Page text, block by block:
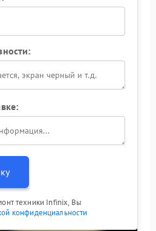
техники Infinix, Вы
конфиденциальности